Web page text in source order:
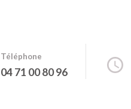
Téléphone
04 71 00 80 96